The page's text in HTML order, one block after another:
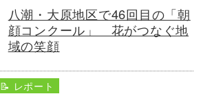
八潮・大原地区で46回目の「朝
顔コンクール」 花がつなぐ地
域の笑顔
📝 レポート